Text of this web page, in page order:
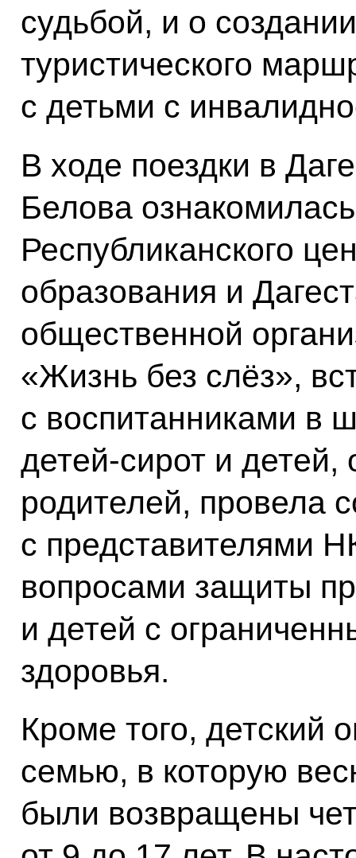
судьбой, и о
туристического
с детьми с
В ходе поездки в
Белова
Республиканского
образования и
общественной
«Жизнь без слёз»,
с воспитанниками в
детей-сирот и детей,
родителей, провела
с представителями
вопросами защиты
и детей с
здоровья.
Кроме того, детский
семью, в которую
были возвращены